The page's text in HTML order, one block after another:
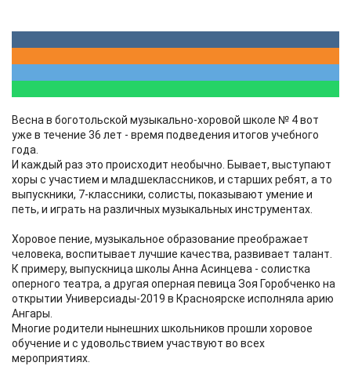
Весна в боготольской музыкально-хоровой школе № 4 вот
уже в течение 36 лет - время подведения итогов учебного
года.
И каждый раз это происходит необычно. Бывает, выступают
хоры с участием и младшеклассников, и старших ребят, а то
выпускники, 7-классники, солисты, показывают умение и
петь, и играть на различных музыкальных инструментах.
Хоровое пение, музыкальное образование преображает
человека, воспитывает лучшие качества, развивает талант.
К примеру, выпускница школы Анна Асинцева - солистка
оперного театра, а другая оперная певица Зоя Горобченко на
открытии Универсиады-2019 в Красноярске исполняла арию
Ангары.
Многие родители нынешних школьников прошли хоровое
обучение и с удовольствием участвуют во всех
мероприятиях.